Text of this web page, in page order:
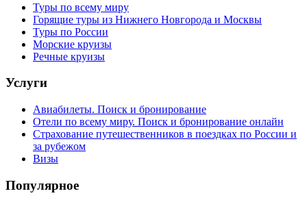
Туры по всему миру
Горящие туры из Нижнего Новгорода и Москвы
Туры по России
Морские круизы
Речные круизы
Услуги
Авиабилеты. Поиск и бронирование
Отели по всему миру. Поиск и бронирование онлайн
Страхование путешественников в поездках по России и
за рубежом
Визы
Популярное